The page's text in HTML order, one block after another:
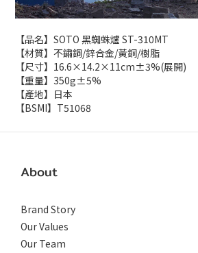
【品名】SOTO 黑蜘蛛爐 ST-310MT
【材質】不鏽鋼/鋅合金/黃銅/樹脂
【尺寸】16.6×14.2×11cm±3%(展開)
【重量】350g±5%
【產地】日本
【BSMI】T51068
About
Brand Story
Our Values
Our Team